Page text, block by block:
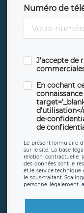
Numéro de
J'accepte de
En cochant
d'utilisation</
de-
de
Le présent formulaire
sur le site. La base
relation contractuelle
des données sont le
et le service technique
le sous-traitant
personne légalement
offrant desclauses